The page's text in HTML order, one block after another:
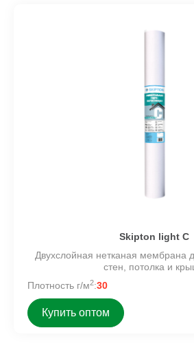
Skipton light C
Двухслойная нетканая мембрана
стен, потолка и
Плотность г/м2:30
Купить оптом